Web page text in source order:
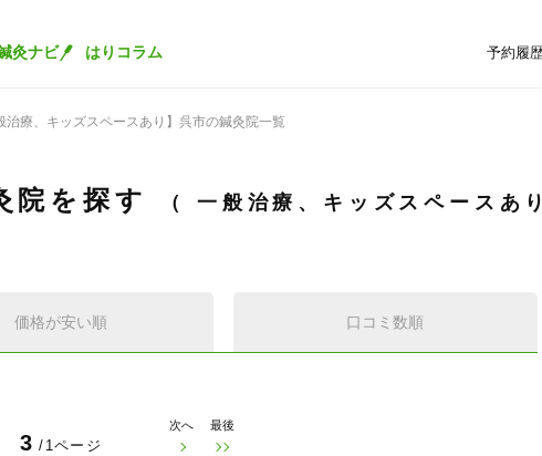
灸ナビ はりコラム 予約履
治療、キッズスペースあり】呉市の鍼灸院一覧
院を探す 一般治療、キッズスペースあ
価格が安い順 口コミ数順
3 /1ページ
次へ 最後